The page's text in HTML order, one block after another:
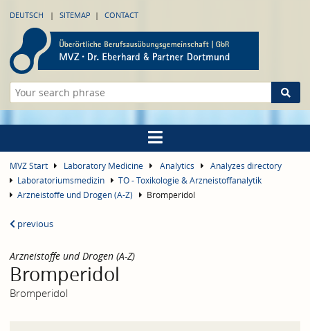
DEUTSCH SITEMAP CONTACT
MVZ Start Laboratory Medicine Analytics
Analyzes directory
Laboratoriumsmedizin
TO - Toxikologie & Arzneistoffanalytik
Arzneistoffe und Drogen (A-Z)
Bromperidol
previous
Arzneistoffe und Drogen (A-Z)
Bromperidol
Bromperidol